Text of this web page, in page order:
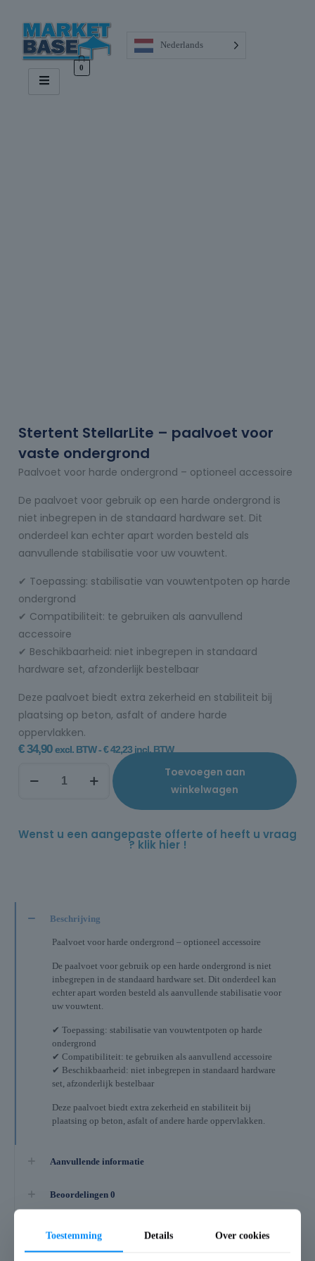
0
Nederlands
Stertent StellarLite – paalvoet voor
vaste ondergrond
Paalvoet voor harde ondergrond – optioneel accessoire
De paalvoet voor gebruik op een harde ondergrond is
niet inbegrepen in de standaard hardware set. Dit
onderdeel kan echter apart worden besteld als
aanvullende stabilisatie voor uw vouwtent.
✔ Toepassing: stabilisatie van vouwtentpoten op harde
ondergrond
✔ Compatibiliteit: te gebruiken als aanvullend
accessoire
✔ Beschikbaarheid: niet inbegrepen in standaard
hardware set, afzonderlijk bestelbaar
Deze paalvoet biedt extra zekerheid en stabiliteit bij
plaatsing op beton, asfalt of andere harde
oppervlakken.
€34,90 excl. BTW -€42,23 incl. BTW
Toevoegen aan
winkelwagen
Wenst u een aangepaste offerte of heeft u vraag
? klik hier !
Beschrijving
Paalvoet voor harde ondergrond – optioneel accessoire
De paalvoet voor gebruik op een harde ondergrond is niet
inbegrepen in de standaard hardware set. Dit onderdeel kan
echter apart worden besteld als aanvullende stabilisatie voor
uw vouwtent.
✔ Toepassing: stabilisatie van vouwtentpoten op harde
ondergrond
✔ Compatibiliteit: te gebruiken als aanvullend accessoire
✔ Beschikbaarheid: niet inbegrepen in standaard hardware
set, afzonderlijk bestelbaar
Deze paalvoet biedt extra zekerheid en stabiliteit bij
plaatsing op beton, asfalt of andere harde oppervlakken.
Aanvullende informatie
Beoordelingen 0
Gerelateerde producten
Toestemming Details Over cookies